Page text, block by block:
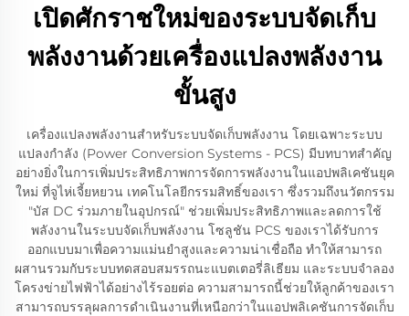
เปิดศักราชใหม่ของระบบจัดเก็บ
พลังงานด้วยเครื่องแปลงพลังงาน
ขั้นสูง
เครื่องแปลงพลังงานสำหรับระบบจัดเก็บพลังงาน โดยเฉพาะระบบ
แปลงกำลัง (Power Conversion Systems - PCS) มีบทบาทสำคัญ
อย่างยิ่งในการเพิ่มประสิทธิภาพการจัดการพลังงานในแอปพลิเคชันยุค
ใหม่ ที่จูไห่เจี้ยหยวน เทคโนโลยีกรรมสิทธิ์ของเรา ซึ่งรวมถึงนวัตกรรม
"บัส DC ร่วมภายในอุปกรณ์" ช่วยเพิ่มประสิทธิภาพและลดการใช้
พลังงานในระบบจัดเก็บพลังงาน โซลูชัน PCS ของเราได้รับการ
ออกแบบมาเพื่อความแม่นยำสูงและความน่าเชื่อถือ ทำให้สามารถ
ผสานรวมกับระบบทดสอบสมรรถนะแบตเตอรี่ลิเธียม และระบบจำลอง
โครงข่ายไฟฟ้าได้อย่างไร้รอยต่อ ความสามารถนี้ช่วยให้ลูกค้าของเรา
สามารถบรรลุผลการดำเนินงานที่เหนือกว่าในแอปพลิเคชันการจัดเก็บ